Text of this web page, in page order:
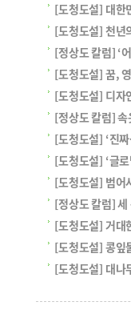
[도청도설] 대한
[도청도설] 천년
[정상도 칼럼] ‘
[도청도설] 꿈,
[도청도설] 디자
[정상도 칼럼]
[도청도설] ‘진
[도청도설] ‘글
[도청도설] 범어
[정상도 칼럼]
[도청도설] 거대
[도청도설] 콩잎
[도청도설] 대나